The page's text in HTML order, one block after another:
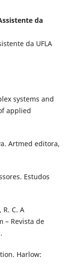
da
da UFLA
systems and
applied
Artmed editora,
Estudos
R. C. A
– Revista de
Harlow: